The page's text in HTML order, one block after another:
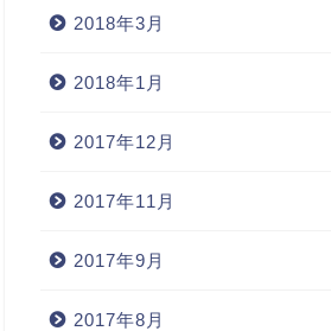
「廣村正彰トークショー」
2018年3月
2018年1月
2017年12月
2017年11月
2017年9月
2017年8月